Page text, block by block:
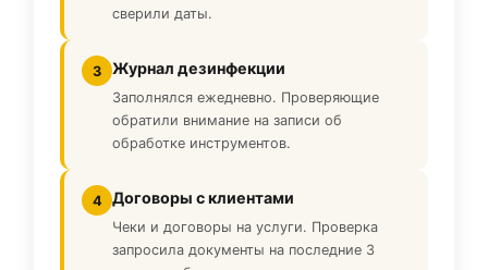
сверили даты.
3 Журнал дезинфекции
Заполнялся ежедневно. Проверяющие
обратили внимание на записи об
обработке инструментов.
4 Договоры с клиентами
Чеки и договоры на услуги. Проверка
запросила документы на последние 3